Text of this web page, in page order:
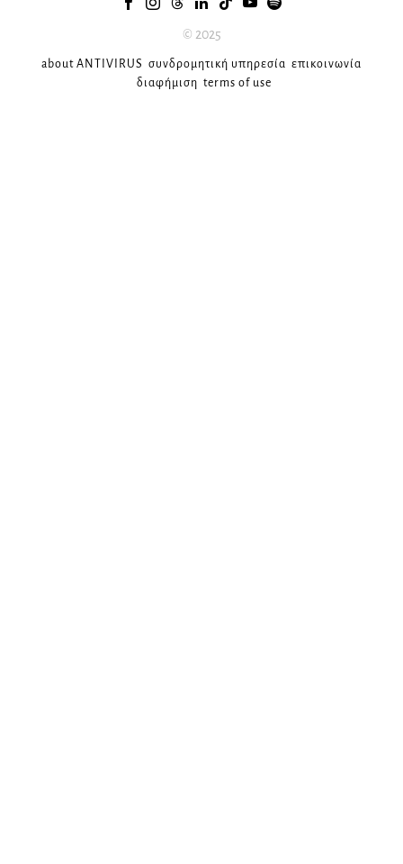
© 2025
about ANTIVIRUS συνδρομητική υπηρεσία επικοινωνία
διαφήμιση terms of use